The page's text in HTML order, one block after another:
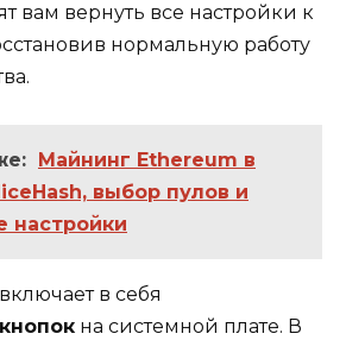
вам вернуть все настройки к
нормальную работу
Майнинг Ethereum в
выбор пулов и
настройки
в себя
кнопок на системной плате. В